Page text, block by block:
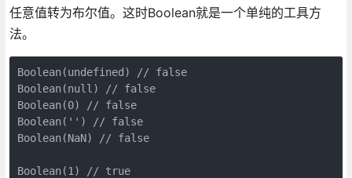
任意值转为布尔值。这时Boolean就是一个单纯的工具方
法。
Boolean(undefined) // false
Boolean(null) // false
Boolean(0) // false
Boolean('') // false
Boolean(NaN) // false
Boolean(1) // true